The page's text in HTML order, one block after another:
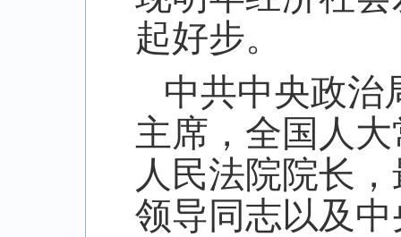
起好步。
中共中央政治
主席，全国人
人民法院院长
领导同志以及